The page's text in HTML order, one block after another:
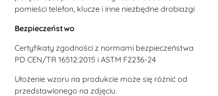
pomieści telefon, klucze i inne niezbędne drobiazgi
Bezpieczeństwo
Certyfikaty zgodności z normami bezpieczeństwa
PD CEN/TR 16512:2015 i ASTM F2236-24
Ułożenie wzoru na produkcie może się różnić od
przedstawionego na zdjęciu.